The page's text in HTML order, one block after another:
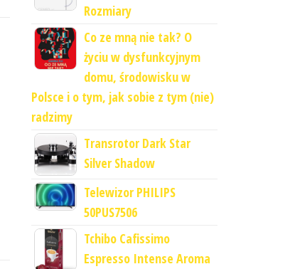
Rozmiary
Co ze mną nie tak? O
życiu w dysfunkcyjnym
domu, środowisku w
Polsce i o tym, jak sobie z tym (nie)
radzimy
Transrotor Dark Star
Silver Shadow
Telewizor PHILIPS
50PUS7506
Tchibo Cafissimo
Espresso Intense Aroma